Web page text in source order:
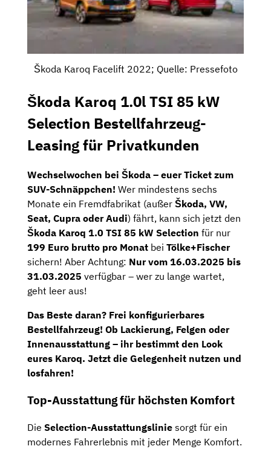
Škoda Karoq Facelift 2022; Quelle: Pressefoto
Škoda Karoq 1.0l TSI 85 kW
Selection Bestellfahrzeug-
Leasing für Privatkunden
Wechselwochen bei Škoda – euer Ticket zum
SUV-Schnäppchen! Wer mindestens sechs
Monate ein Fremdfabrikat (außer Škoda, VW,
Seat, Cupra oder Audi) fährt, kann sich jetzt den
Škoda Karoq 1.0 TSI 85 kW Selection für nur
199 Euro brutto pro Monat bei Tölke+Fischer
sichern! Aber Achtung: Nur vom 16.03.2025 bis
31.03.2025 verfügbar – wer zu lange wartet,
geht leer aus!
Das Beste daran? Frei konfigurierbares
Bestellfahrzeug! Ob Lackierung, Felgen oder
Innenausstattung – ihr bestimmt den Look
eures Karoq. Jetzt die Gelegenheit nutzen und
losfahren!
Top-Ausstattung für höchsten Komfort
Die Selection-Ausstattungslinie sorgt für ein
modernes Fahrerlebnis mit jeder Menge Komfort.